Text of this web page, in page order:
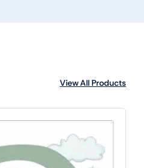
View All Products